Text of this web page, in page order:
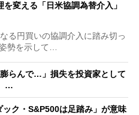
を変える「日米協調為替介入」
る円買いの協調介入に踏み切っ
勢を示して…
らんで…」損失を投資家として
…
ック・S&P500は足踏み」が意味